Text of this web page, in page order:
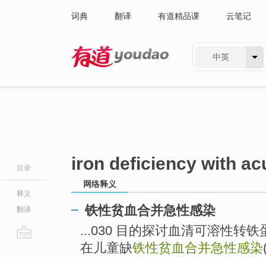
词典 翻译 有道精品课 云笔记
中英
目录
释义
翻译
iron deficiency with
网络释义
铁性贫血合并急性感染
...030 目的探讨血清可溶性转
在儿童缺铁性贫血合并急性感染